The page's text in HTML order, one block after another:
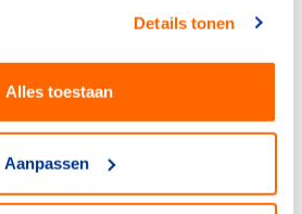
Details tonen
Alles toestaan
Aanpassen